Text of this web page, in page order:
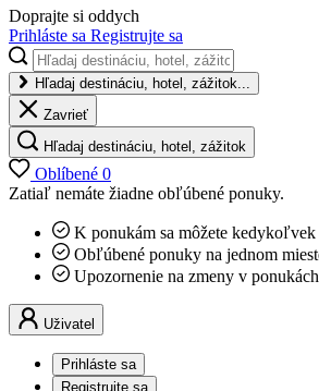
Doprajte si oddych
Prihláste sa Registrujte sa
Hľadaj destináciu, hotel, zážitok...
Zavrieť
Hľadaj destináciu, hotel, zážitok
Oblíbené 0
Zatiaľ nemáte žiadne obľúbené ponuky.
K ponukám sa môžete
Obľúbené ponuky na jednom
Upozornenie na zmeny v ponukách
Uživatel
Prihláste sa
Registrujte sa